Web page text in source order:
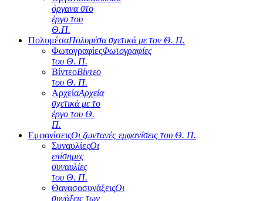
όργανα στο
έργο του
Θ.Π.
ΠολυμέσαΠολυμέσα σχετικά με τον Θ. Π.
ΦωτογραφίεςΦωτογραφίες
του Θ. Π.
ΒίντεοΒίντεο
του Θ. Π.
ΑρχείαΑρχεία
σχετικά με το
έργο του Θ.
Π.
ΕμφανίσειςΟι ζωντανές εμφανίσεις του Θ. Π.
ΣυναυλίεςΟι
επίσημες
συναυλίες
του Θ. Π.
ΘανασοσυνάξειςΟι
συνάξεις των